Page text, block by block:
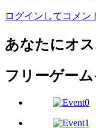
ログインしてコメン
あなたにオ
フリーゲー